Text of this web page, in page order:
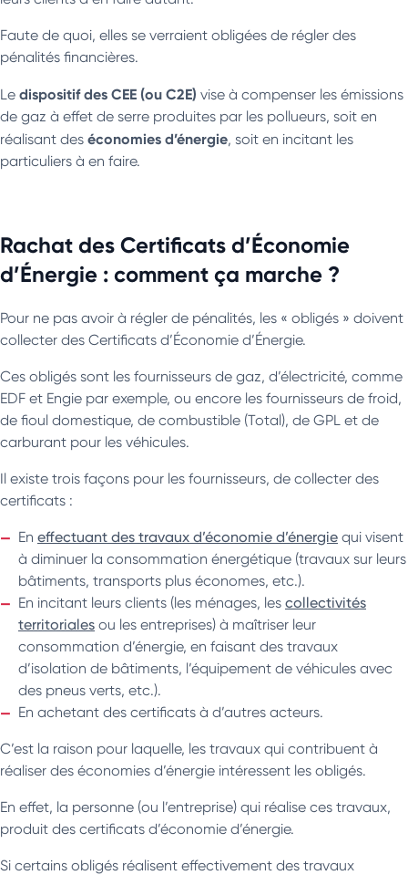
Faute de quoi, elles se verraient obligées de régler des
pénalités financières.
Le dispositif des CEE (ou C2E) vise à compenser les émissions
de gaz à effet de serre produites par les pollueurs, soit en
réalisant des économies d’énergie, soit en incitant les
particuliers à en faire.
Rachat des Certificats d’Économie
d’Énergie : comment ça marche ?
Pour ne pas avoir à régler de pénalités, les « obligés » doivent
collecter des Certificats d’Économie d’Énergie.
Ces obligés sont les fournisseurs de gaz, d’électricité, comme
EDF et Engie par exemple, ou encore les fournisseurs de froid,
de fioul domestique, de combustible (Total), de GPL et de
carburant pour les véhicules.
Il existe trois façons pour les fournisseurs, de collecter des
certificats :
En effectuant des travaux d’économie d’énergie qui visent
à diminuer la consommation énergétique (travaux sur leurs
bâtiments, transports plus économes, etc.).
En incitant leurs clients (les ménages, les collectivités
territoriales ou les entreprises) à maîtriser leur
consommation d’énergie, en faisant des travaux
d’isolation de bâtiments, l’équipement de véhicules avec
des pneus verts, etc.).
En achetant des certificats à d’autres acteurs.
C’est la raison pour laquelle, les travaux qui contribuent à
réaliser des économies d’énergie intéressent les obligés.
En effet, la personne (ou l’entreprise) qui réalise ces travaux,
produit des certificats d’économie d’énergie.
Si certains obligés réalisent effectivement des travaux